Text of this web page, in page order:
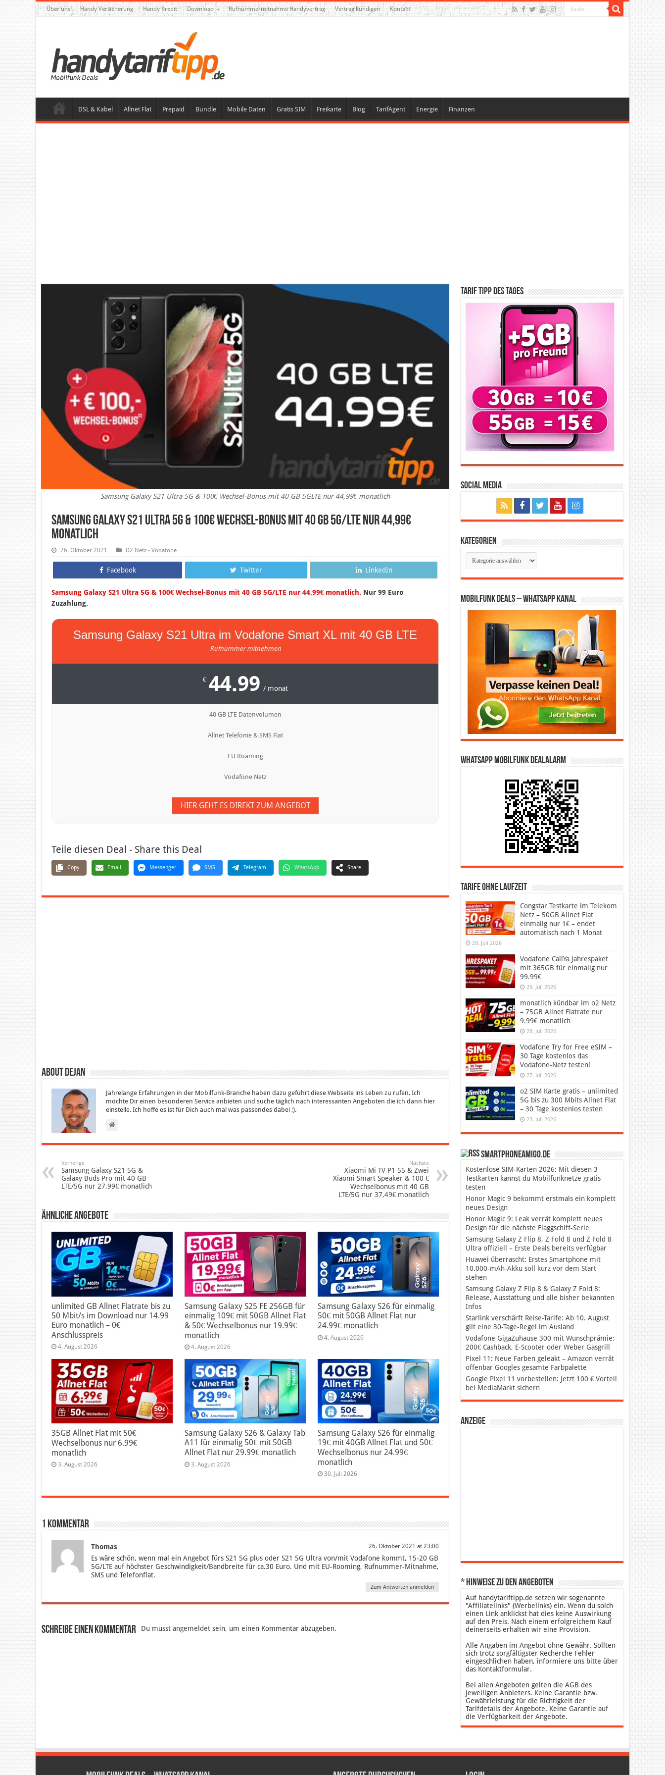
Über uns Handy Versicherung Handy Kredit Download Rufnummermitnahme Handyvertrag Vertrag kündigen Kontakt
DSL & Kabel Allnet Flat Prepaid Bundle Mobile Daten Gratis SIM Freikarte Blog TarifAgent Energie Finanzen
Samsung Galaxy S21 Ultra 5G & 100€ Wechsel-Bonus mit 40 GB 5GLTE nur 44,99€ monatlich
Samsung Galaxy S21 Ultra 5G & 100€ Wechsel-Bonus mit 40 GB 5G/LTE nur 44,99€
monatlich
26. Oktober 2021 D2 Netz - Vodafone
Facebook Twitter LinkedIn
Samsung Galaxy S21 Ultra 5G & 100€ Wechsel-Bonus mit 40 GB 5G/LTE nur 44,99€ monatlich. Nur 99 Euro
Zuzahlung.
Samsung Galaxy S21 Ultra im Vodafone Smart XL mit 40 GB LTE
Rufnummer mitnehmen
€ 44.99 / monat
40 GB LTE Datenvolumen
Allnet Telefonie & SMS Flat
EU Roaming
Vodafone Netz
HIER GEHT ES DIREKT ZUM ANGEBOT
Teile diesen Deal - Share this Deal
Copy Email Messenger SMS Telegram WhatsApp Share
About Dejan
Jahrelange Erfahrungen in der Mobilfunk-Branche haben dazu geführt diese Webseite ins Leben zu rufen. Ich
möchte Dir einen besonderen Service anbieten und suche täglich nach interessanten Angeboten die ich dann hier
einstelle. Ich hoffe es ist für Dich auch mal was passendes dabei ;).
Vorherige
Samsung Galaxy S21 5G &
Galaxy Buds Pro mit 40 GB
LTE/5G nur 27,99€ monatlich
Nächste
Xiaomi Mi TV P1 55 & Zwei
Xiaomi Smart Speaker & 100 €
Wechselbonus mit 40 GB
LTE/5G nur 37,49€ monatlich
Ähnliche Angebote
unlimited GB Allnet Flatrate bis zu
50 Mbit/s im Download nur 14.99
Euro monatlich – 0€
Anschlusspreis
4. August 2026
Samsung Galaxy S25 FE 256GB für
einmalig 109€ mit 50GB Allnet Flat
& 50€ Wechselbonus nur 19.99€
monatlich
4. August 2026
Samsung Galaxy S26 für einmalig
50€ mit 50GB Allnet Flat nur
24.99€ monatlich
4. August 2026
35GB Allnet Flat mit 50€
Wechselbonus nur 6.99€
monatlich
3. August 2026
Samsung Galaxy S26 & Galaxy Tab
A11 für einmalig 50€ mit 50GB
Allnet Flat nur 29.99€ monatlich
3. August 2026
Samsung Galaxy S26 für einmalig
19€ mit 40GB Allnet Flat und 50€
Wechselbonus nur 24.99€
monatlich
30. Juli 2026
1 Kommentar
Thomas 26. Oktober 2021 at 23:00
Es wäre schön, wenn mal ein Angebot fürs S21 5G plus oder S21 5G Ultra von/mit Vodafone kommt, 15-20 GB
5G/LTE auf höchster Geschwindigkeit/Bandbreite für ca.30 Euro. Und mit EU-Rooming, Rufnummer-Mitnahme,
SMS und Telefonflat.
Zum Antworten anmelden
Schreibe einen Kommentar Du musst angemeldet sein, um einen Kommentar abzugeben.
Tarif Tipp des Tages
Social Media
Kategorien
Kategorien
Mobilfunk Deals – WhatsApp Kanal
WhatsApp Mobilfunk DealAlarm
Tarife ohne Laufzeit
Congstar Testkarte im Telekom
Netz – 50GB Allnet Flat
einmalig nur 1€ – endet
automatisch nach 1 Monat
29. Juli 2026
Vodafone CallYa Jahrespaket
mit 365GB für einmalig nur
99.99€
29. Juli 2026
monatlich kündbar im o2 Netz
– 75GB Allnet Flatrate nur
9.99€ monatlich
28. Juli 2026
Vodafone Try for Free eSIM –
30 Tage kostenlos das
Vodafone-Netz testen!
27. Juli 2026
o2 SIM Karte gratis – unlimited
5G bis zu 300 Mbits Allnet Flat
– 30 Tage kostenlos testen
23. Juli 2026
SmartphoneAmigo.de
Kostenlose SIM-Karten 2026: Mit diesen 3
Testkarten kannst du Mobilfunknetze gratis
testen
Honor Magic 9 bekommt erstmals ein komplett
neues Design
Honor Magic 9: Leak verrät komplett neues
Design für die nächste Flaggschiff-Serie
Samsung Galaxy Z Flip 8, Z Fold 8 und Z Fold 8
Ultra offiziell – Erste Deals bereits verfügbar
Huawei überrascht: Erstes Smartphone mit
10.000-mAh-Akku soll kurz vor dem Start
stehen
Samsung Galaxy Z Flip 8 & Galaxy Z Fold 8:
Release, Ausstattung und alle bisher bekannten
Infos
Starlink verschärft Reise-Tarife: Ab 10. August
gilt eine 30-Tage-Regel im Ausland
Vodafone GigaZuhause 300 mit Wunschprämie:
200€ Cashback, E-Scooter oder Weber Gasgrill
Pixel 11: Neue Farben geleakt – Amazon verrät
offenbar Googles gesamte Farbpalette
Google Pixel 11 vorbestellen: Jetzt 100 € Vorteil
bei MediaMarkt sichern
Anzeige
* Hinweise zu den Angeboten
Auf handytariftipp.de setzen wir sogenannte
"Affiliatelinks" (Werbelinks) ein. Wenn du solch
einen Link anklickst hat dies keine Auswirkung
auf den Preis. Nach einem erfolgreichem Kauf
deinerseits erhalten wir eine Provision.
Alle Angaben im Angebot ohne Gewähr. Sollten
sich trotz sorgfältigster Recherche Fehler
eingeschlichen haben, informiere uns bitte über
das Kontaktformular.
Bei allen Angeboten gelten die AGB des
jeweiligen Anbieters. Keine Garantie bzw.
Gewährleistung für die Richtigkeit der
Tarifdetails der Angebote. Keine Garantie auf
die Verfügbarkeit der Angebote.